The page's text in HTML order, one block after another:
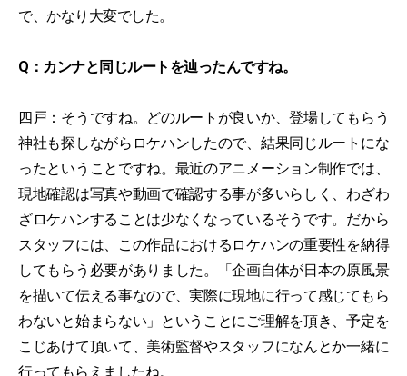
で、かなり大変でした。
Q：カンナと同じルートを辿ったんですね。
四戸：そうですね。どのルートが良いか、登場してもらう
神社も探しながらロケハンしたので、結果同じルートにな
ったということですね。最近のアニメーション制作では、
現地確認は写真や動画で確認する事が多いらしく、わざわ
ざロケハンすることは少なくなっているそうです。だから
スタッフには、この作品におけるロケハンの重要性を納得
してもらう必要がありました。「企画自体が日本の原風景
を描いて伝える事なので、実際に現地に行って感じてもら
わないと始まらない」ということにご理解を頂き、予定を
こじあけて頂いて、美術監督やスタッフになんとか一緒に
行ってもらえましたね。